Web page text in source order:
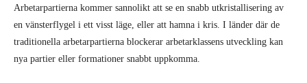
Arbetarpartierna kommer sannolikt att se en snabb utkristallisering av
en vänsterflygel i ett visst läge, eller att hamna i kris. I länder där de
traditionella arbetarpartierna blockerar arbetarklassens utveckling kan
nya partier eller formationer snabbt uppkomma.